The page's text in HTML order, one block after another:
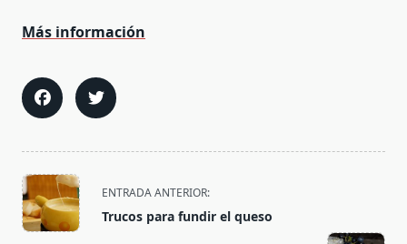
Más información
<span
class="nav-
subtitle
ENTRADA ANTERIOR:
Trucos para fundir el queso